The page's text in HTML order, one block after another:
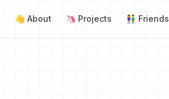
👋 About 🦄 Projects 👫 Friends